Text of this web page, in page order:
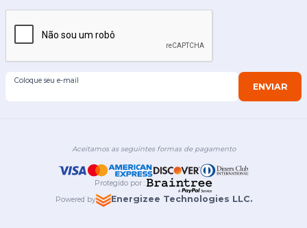
Coloque seu e-mail
ENVIAR
Aceitamos as seguintes formas de pagamento
Protegido por :
Powered by
Energizee Technologies LLC.